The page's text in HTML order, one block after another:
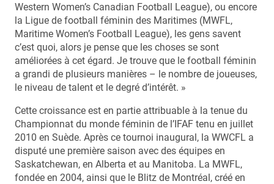
Western Women’s Canadian Football League), ou encore
la Ligue de football féminin des Maritimes (MWFL,
Maritime Women’s Football League), les gens savent
c’est quoi, alors je pense que les choses se sont
améliorées à cet égard. Je trouve que le football féminin
a grandi de plusieurs manières – le nombre de joueuses,
le niveau de talent et le degré d’intérêt. »
Cette croissance est en partie attribuable à la tenue du
Championnat du monde féminin de l’IFAF tenu en juillet
2010 en Suède. Après ce tournoi inaugural, la WWCFL a
disputé une première saison avec des équipes en
Saskatchewan, en Alberta et au Manitoba. La MWFL,
fondée en 2004, ainsi que le Blitz de Montréal, créé en